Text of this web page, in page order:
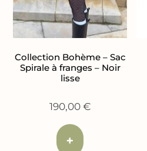
Collection Bohème – Sac
Spirale à franges – Noir
lisse
190,00€